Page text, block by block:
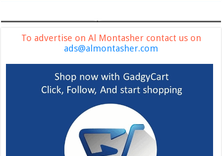
To advertise on Al Montasher contact us on
ads@almontasher.com